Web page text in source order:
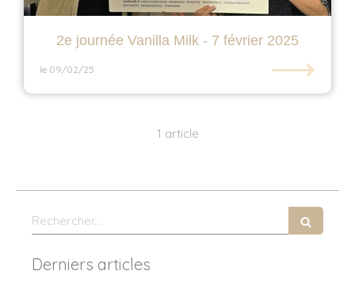
2e journée Vanilla Milk - 7 février 2025
le 09/02/25 ⟶
1 article
Rechercher
Derniers articles